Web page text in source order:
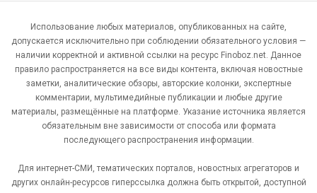
Использование любых материалов, опубликованных на сайте,
допускается исключительно при соблюдении обязательного условия —
наличии корректной и активной ссылки на ресурс Finoboz.net. Данное
правило распространяется на все виды контента, включая новостные
заметки, аналитические обзоры, авторские колонки, экспертные
комментарии, мультимедийные публикации и любые другие
материалы, размещённые на платформе. Указание источника является
обязательным вне зависимости от способа или формата
последующего распространения информации.
Для интернет-СМИ, тематических порталов, новостных агрегаторов и
других онлайн-ресурсов гиперссылка должна быть открытой, доступной